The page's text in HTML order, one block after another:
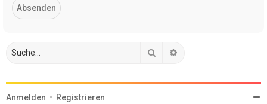
Suche
Anmelden • Registrieren